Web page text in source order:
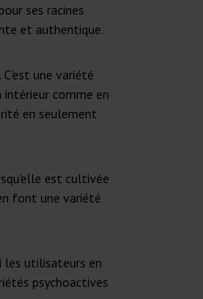
ses racines
et authentique.
une variété
comme en
en seulement
est cultivée
font une variété
les utilisateurs en
psychoactives